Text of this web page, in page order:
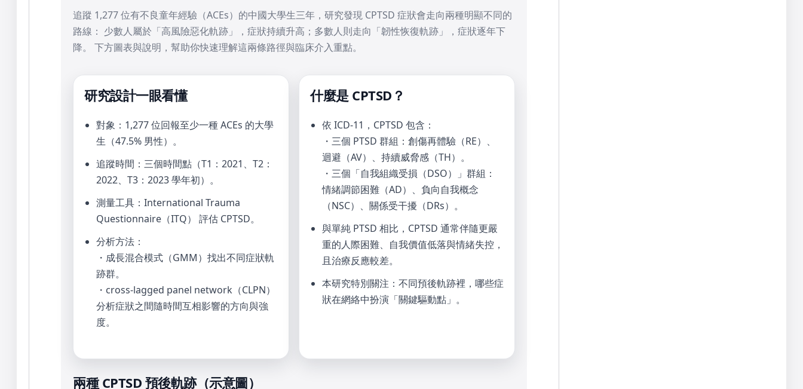
追蹤 1,277 位有不良童年經驗（ACEs）的中國大學生三年，研究發現 CPTSD 症狀會走向兩種明顯不同的
路線： 少數人屬於「高風險惡化軌跡」，症狀持續升高；多數人則走向「韌性恢復軌跡」，症狀逐年下
降。 下方圖表與說明，幫助你快速理解這兩條路徑與臨床介入重點。
研究設計一眼看懂
對象： 1,277 位回報至少一種 ACEs 的大學
生（47.5% 男性）。
追蹤時間： 三個時間點 （T1：2021、T2：
2022、T3：2023 學年初）。
測量工具： International Trauma
Questionnaire（ITQ）
評估 CPTSD。
分析方法：
・成長混合模式（GMM）找出不同症狀軌
跡群。
・cross-lagged panel network（CLPN）
分析症狀之間隨時間互相影響的方向與強
度。
什麼是 CPTSD？
依 ICD-11，CPTSD 包含：
・三個 PTSD 群組：創傷再體驗（RE）、
迴避（AV）、持續威脅感（TH）。
・三個「自我組織受損（DSO）」群組：
情緒調節困難（AD）、負向自我概念
（NSC）、關係受干擾（DRs）。
與單純 PTSD 相比，CPTSD 通常伴隨更嚴
重的人際困難、自我價值低落與情緒失控，
且治療反應較差。
本研究特別關注： 不同預後軌跡裡，哪些症
狀在網絡中扮演「關鍵驅動點」。
兩種 CPTSD 預後軌跡（示意圖）